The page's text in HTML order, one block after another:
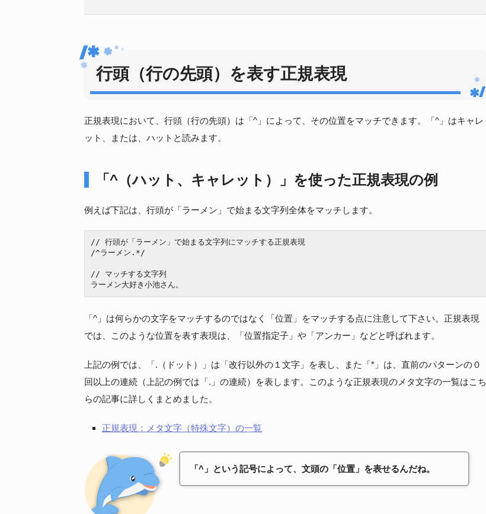
行頭（行の先頭）を表す正規表現
正規表現において、行頭（行の先頭）は「^」によって、その位置をマッチできます。「^」はキャレ
ット、または、ハットと読みます。
「^（ハット、キャレット）」を使った正規表現の例
例えば下記は、行頭が「ラーメン」で始まる文字列全体をマッチします。
// 行頭が「ラーメン」で始まる文字列にマッチする正規表現
/^ラーメン.*/
// マッチする文字列
ラーメン大好き小池さん。
「^」は何らかの文字をマッチするのではなく「位置」をマッチする点に注意して下さい。正規表現
では、このような位置を表す表現は、「位置指定子」や「アンカー」などと呼ばれます。
上記の例では、「.（ドット）」は「改行以外の１文字」を表し、また「*」は、直前のパターンの０
回以上の連続（上記の例では「.」の連続）を表します。このような正規表現のメタ文字の一覧はこち
らの記事に詳しくまとめました。
正規表現：メタ文字（特殊文字）の一覧
「^」という記号によって、文頭の「位置」を表せるんだね。